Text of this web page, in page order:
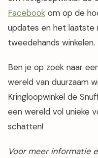
Facebook om op de
updates en het laatste
tweedehands winkelen.
Ben je op zoek naar
wereld van duurzaam
Kringloopwinkel de
een wereld vol unieke
schatten!
Voor meer informatie